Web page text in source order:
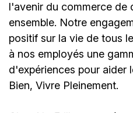
l'avenir du commerce de
ensemble. Notre
positif sur la vie de tous
à nos employés une
d'expériences pour aider
Bien, Vivre Pleinement.